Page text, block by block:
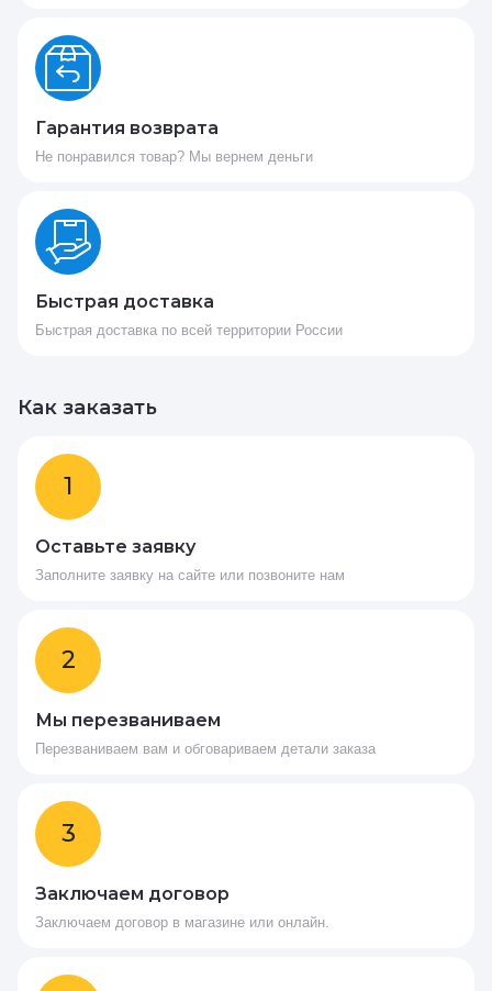
Гарантия возврата
Не понравился товар? Мы вернем деньги
Быстрая доставка
Быстрая доставка по всей территории России
Как заказать
1
Оставьте заявку
Заполните заявку на сайте или позвоните нам
2
Мы перезваниваем
Перезваниваем вам и обговариваем детали заказа
3
Заключаем договор
Заключаем договор в магазине или онлайн.